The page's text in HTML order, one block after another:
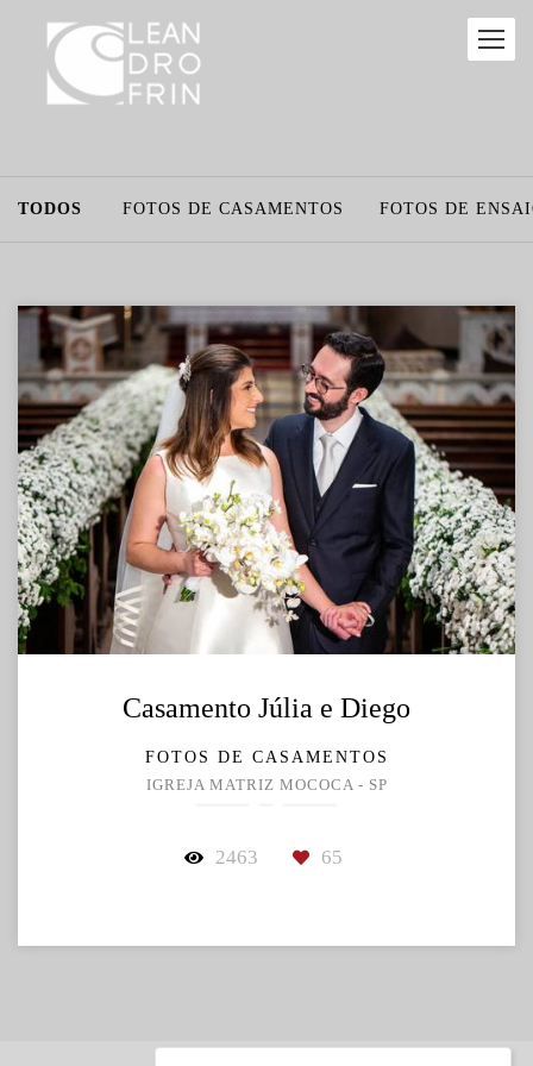
TODOS FOTOS DE CASAMENTOS FOTOS DE
Casamento Júlia e Diego
FOTOS DE CASAMENTOS
IGREJA MATRIZ MOCOCA - SP
2463 65